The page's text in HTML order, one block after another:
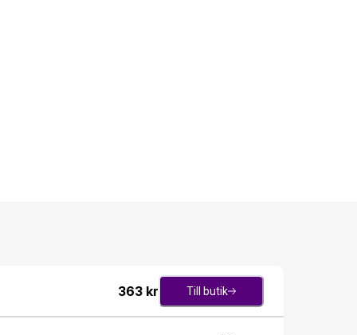
363 kr Till butik